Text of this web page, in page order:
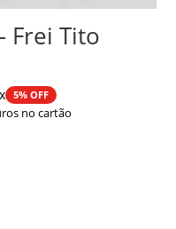
Frei Tito
5% OFF
no cartão